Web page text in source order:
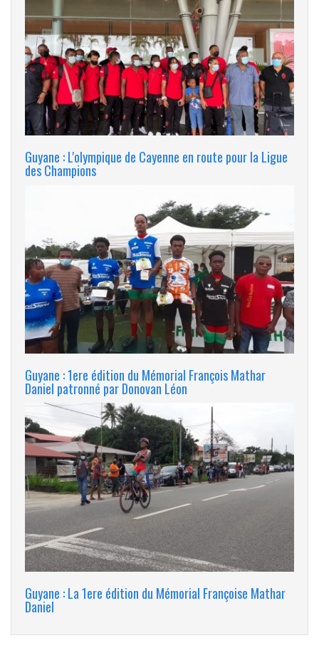
Guyane : L'olympique de Cayenne en route pour la Ligue
des Champions
Guyane : 1ere édition du Mémorial François Mathar
Daniel patronné par Donovan Léon
Guyane : La 1ere édition du Mémorial Françoise Mathar
Daniel